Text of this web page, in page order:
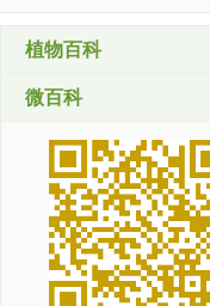
植物百科
微百科